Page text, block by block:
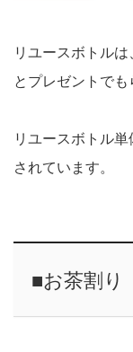
リユースボトル
とプレゼントでも
リユースボトル
されています。
■お茶割り